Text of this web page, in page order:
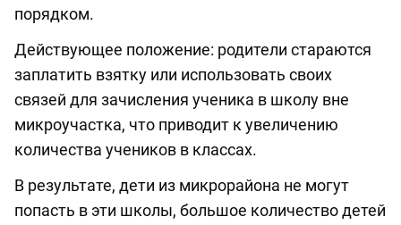
порядком.
Действующее положение: родители стараются
заплатить взятку или использовать своих
связей для зачисления ученика в школу вне
микроучастка, что приводит к увеличению
количества учеников в классах.
В результате, дети из микрорайона не могут
попасть в эти школы, большое количество детей